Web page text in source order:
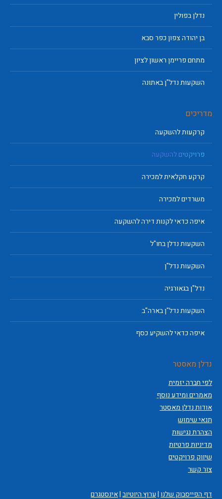
נדלן בפולין
בן יהודה צפון כפר סבא
מתחם פריימן ראשון לציון
השקעות נדל"ן באתונה
מדריכים
קרקעות להשקעה
פרויקטים להשקעה
קרקע חקלאית למכירה
משרדים למכירה
איפה כדאי לקנות דירה להשקעה
השקעות נדלן בחו"ל
השקעות נדל"ן
נדל"ן בגאורגיה
השקעות נדל"ן בארה"ב
איפה כדאי להשקיע כסף
נדלן מאסטר
לפי חברה יזמית
מאמרים ומידע נוסף
אודות נדלן מאסטר
תנאי שימוש
הצהרת נגישות
מדיניות פרטיות
שיווק פרויקטים
צור קשר
דף הפייסבוק שלנו|ערוץ היוטיוב|אינסטגרם